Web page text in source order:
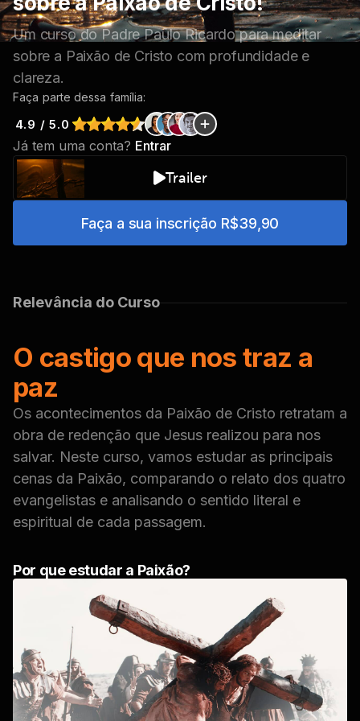
Um curso do Padre Paulo Ricardo para meditar
sobre a Paixão de Cristo com profundidade e
clareza.
Já tem uma conta? Entrar
Faça a sua inscrição R$39,90
Trailer
Faça parte dessa família:
4.9 / 5.0
Relevância do Curso
O castigo que nos traz a
paz
Os acontecimentos da Paixão de Cristo retratam a
obra de redenção que Jesus realizou para nos
salvar. Neste curso, vamos estudar as principais
cenas da Paixão, comparando o relato dos quatro
evangelistas e analisando o sentido literal e
espiritual de cada passagem.
Por que estudar a Paixão?